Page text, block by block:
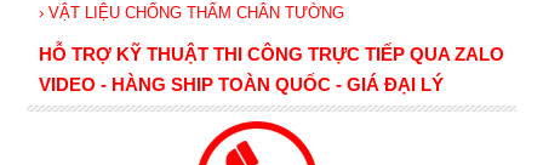
› VẬT LIỆU CHỐNG THẤM CHÂN TƯỜNG
HỖ TRỢ KỸ THUẬT THI CÔNG TRỰC TIẾP QUA ZALO
VIDEO - HÀNG SHIP TOÀN QUỐC - GIÁ ĐẠI LÝ